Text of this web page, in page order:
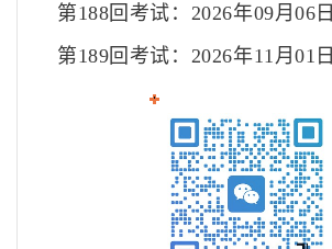
第188回考试：2026年09月06日
第189回考试：2026年11月01日